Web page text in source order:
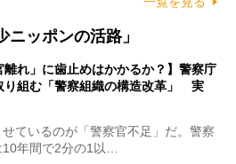
ッポンの活路」
離れ」に歯止めはかかるか？】警察庁
り組む「警察組織の構造改革」 実
ているのが「警察官不足」だ。警察
10年間で2分の1以…